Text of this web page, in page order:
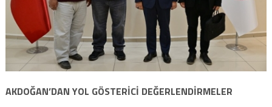
AKDOĞAN’DAN YOL GÖSTERİCİ DEĞERLENDİRMELER